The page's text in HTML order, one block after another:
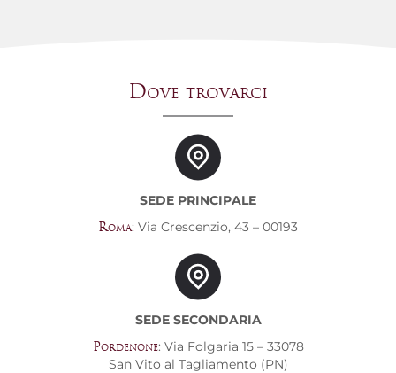
Dove trovarci
SEDE PRINCIPALE
Roma: Via Crescenzio, 43 – 00193
SEDE SECONDARIA
Pordenone: Via Folgaria 15 – 33078
San Vito al Tagliamento (PN)